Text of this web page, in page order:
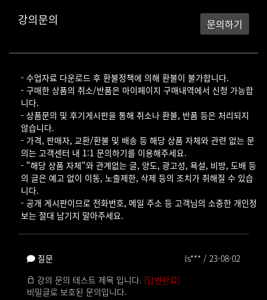
강의문의 문의하기
- 수업자료 다운로드 후 환불정책에 의해 환불이 불가합니다.
- 구매한 상품의 취소/반품은 마이페이지 구매내역에서 신청 가능합
니다.
- 상품문의 및 후기게시판을 통해 취소나 환불, 반품 등은 처리되지
않습니다.
- 가격, 판매자, 교환/환불 및 배송 등 해당 상품 자체와 관련 없는 문
의는 고객센터 내 1:1 문의하기를 이용해주세요.
- "해당 상품 자체"와 관계없는 글, 양도, 광고성, 욕설, 비방, 도배 등
의 글은 예고 없이 이동, 노출제한, 삭제 등의 조치가 취해질 수 있습
니다.
- 공개 게시판이므로 전화번호, 메일 주소 등 고객님의 소중한 개인정
보는 절대 남기지 말아주세요.
질문
ls*** / 23-08-02
강의 문의 테스트 제목 입니다. [답변완료]
비밀글로 보호된 문의입니다.